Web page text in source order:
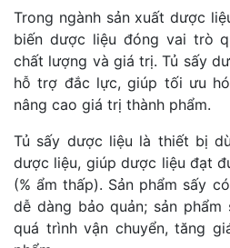
Trong ngành sản xuất dược
biến dược liệu đóng vai trò
chất lượng và giá trị. Tủ sấy
hỗ trợ đắc lực, giúp tối ưu
nâng cao giá trị thành phẩm.
Tủ sấy dược liệu là thiết bị
dược liệu, giúp dược liệu đạt
(% ẩm thấp). Sản phẩm sấy
dễ dàng bảo quản; sản phẩm
quá trình vận chuyển, tăng